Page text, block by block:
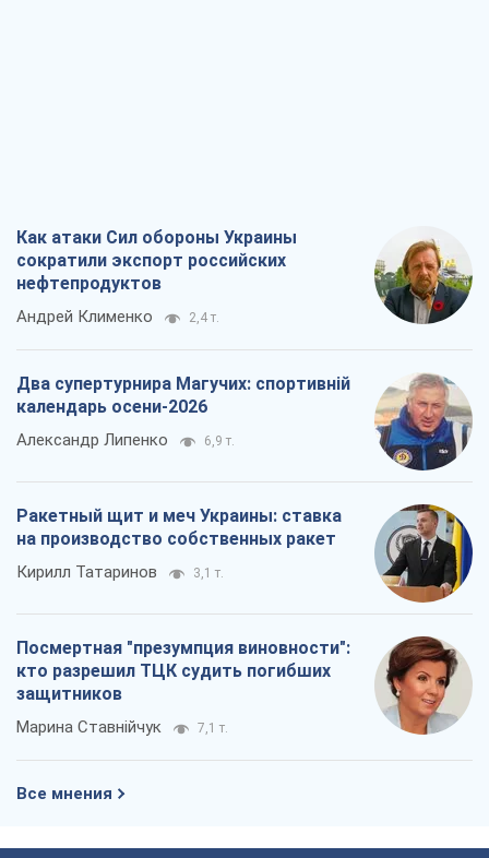
Как атаки Сил обороны Украины
сократили экспорт российских
нефтепродуктов
Андрей Клименко 2,4 т.
Два супертурнира Магучих: спортивній
календарь осени-2026
Александр Липенко 6,9 т.
Ракетный щит и меч Украины: ставка
на производство собственных ракет
Кирилл Татаринов 3,1 т.
Посмертная "презумпция виновности":
кто разрешил ТЦК судить погибших
защитников
Марина Ставнійчук 7,1 т.
Все мнения